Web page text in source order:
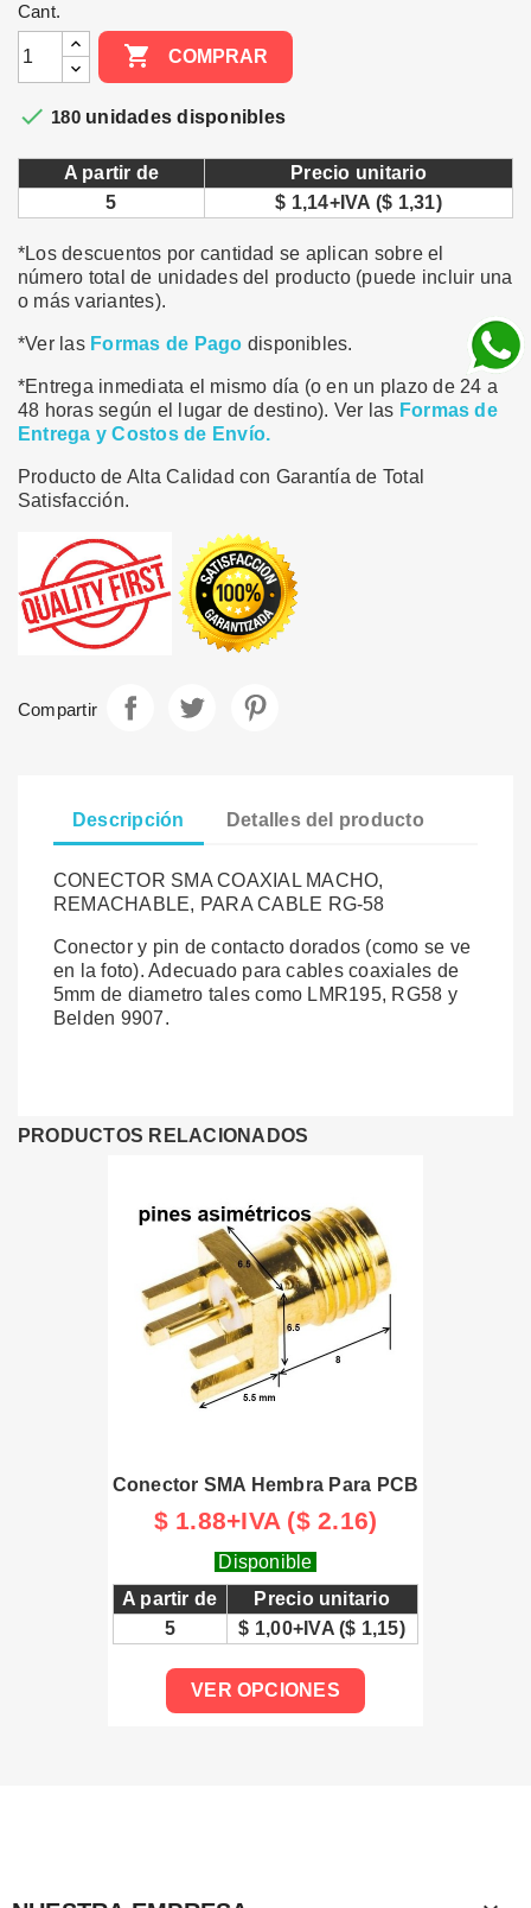
Cant.
 COMPRAR
 180 unidades disponibles
A partir de
Precio unitario
5
$ 1,14+IVA ($ 1,31)
*Los descuentos por cantidad se aplican sobre el
número total de unidades del producto (puede incluir una
o más variantes).
*Ver las Formas de Pago disponibles.
*Entrega inmediata el mismo día (o en un plazo de 24 a
48 horas según el lugar de destino). Ver las Formas de
Entrega y Costos de Envío.
Producto de Alta Calidad con Garantía de Total
Satisfacción.
Compartir
Descripción Detalles del producto
CONECTOR SMA COAXIAL MACHO,
REMACHABLE, PARA CABLE RG-58
Conector y pin de contacto dorados (como se ve
en la foto). Adecuado para cables coaxiales de
5mm de diametro tales como LMR195, RG58 y
Belden 9907.
PRODUCTOS RELACIONADOS
Conector SMA Hembra Para PCB
$ 1.88+IVA ($ 2.16)
Disponible
A partir de
Precio unitario
5
$ 1,00+IVA ($ 1,15)
VER OPCIONES